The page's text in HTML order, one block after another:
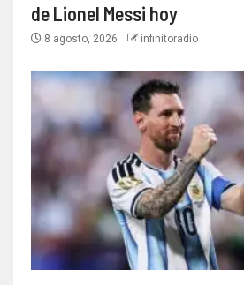
de Lionel Messi hoy
8 agosto, 2026 infinitoradio